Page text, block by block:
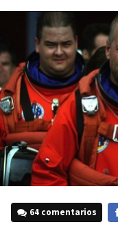
64 comentarios